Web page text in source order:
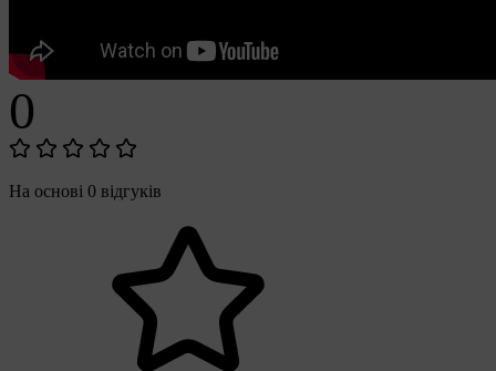
0
На основі 0 відгуків